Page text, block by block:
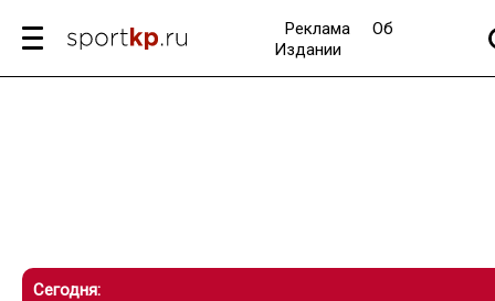
Реклама
Об
Издании
Сегодня: